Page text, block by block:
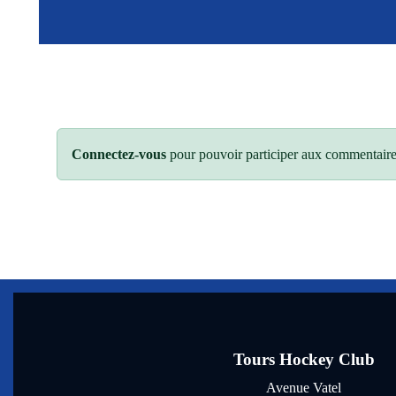
Connectez-vous pour pouvoir participer aux
Tours Hockey Club
Avenue Vatel